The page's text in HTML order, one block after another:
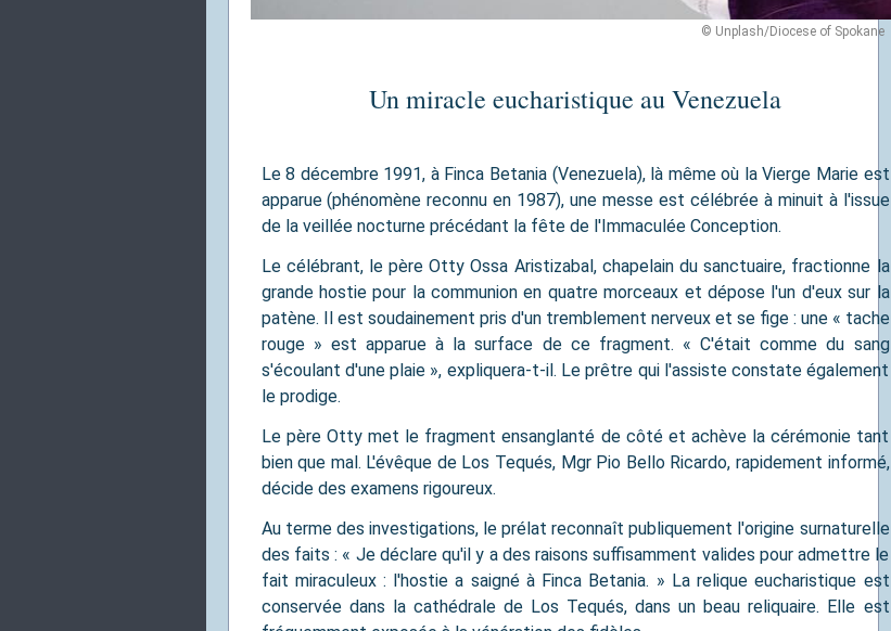
© Unplash/Diocese of Spokane
Un miracle eucharistique au Venezuela
Le 8 décembre 1991, à Finca Betania (Venezuela), là même où la Vierge Marie est
apparue (phénomène reconnu en 1987), une messe est célébrée à minuit à l'issue
de la veillée nocturne précédant la fête de l'Immaculée Conception.
Le célébrant, le père Otty Ossa Aristizabal, chapelain du sanctuaire, fractionne la
grande hostie pour la communion en quatre morceaux et dépose l'un d'eux sur la
patène. Il est soudainement pris d'un tremblement nerveux et se fige : une « tache
rouge » est apparue à la surface de ce fragment. « C'était comme du sang
s'écoulant d'une plaie », expliquera-t-il. Le prêtre qui l'assiste constate également
le prodige.
Le père Otty met le fragment ensanglanté de côté et achève la cérémonie tant
bien que mal. L'évêque de Los Tequés, Mgr Pio Bello Ricardo, rapidement informé,
décide des examens rigoureux.
Au terme des investigations, le prélat reconnaît publiquement l'origine surnaturelle
des faits : « Je déclare qu'il y a des raisons suffisamment valides pour admettre le
fait miraculeux : l'hostie a saigné à Finca Betania. » La relique eucharistique est
conservée dans la cathédrale de Los Tequés, dans un beau reliquaire. Elle est